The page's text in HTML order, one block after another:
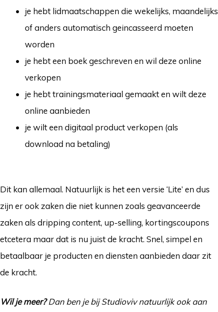
je hebt lidmaatschappen die wekelijks, maandelijks
of anders automatisch geincasseerd moeten
worden
je hebt een boek geschreven en wil deze online
verkopen
je hebt trainingsmateriaal gemaakt en wilt deze
online aanbieden
je wilt een digitaal product verkopen (als
download na betaling)
Dit kan allemaal. Natuurlijk is het een versie ‘Lite’ en dus
zijn er ook zaken die niet kunnen zoals geavanceerde
zaken als dripping content, up-selling, kortingscoupons
etcetera maar dat is nu juist de kracht. Snel, simpel en
betaalbaar je producten en diensten aanbieden daar zit
de kracht.
Wil je meer?Dan ben je bij Studioviv natuurlijk ook aan